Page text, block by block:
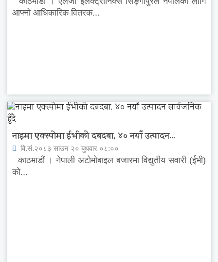
आफ्नो आधिकारिक वितरक...
नाइमा एक्स्पोमा ईभीको दबदबा, ४० नयाँ उत्पादन...
वि.सं.२०८३ साउन २० बुधवार ०८:००
काठमाडौं । नेपाली अटोमोबाइल बजारमा विद्युतीय सवारी (ईभी)
को...